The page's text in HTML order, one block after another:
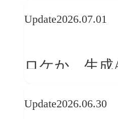
との接点を、
Update2026.07.01
ロケか、生
おける「意思
Update2026.06.30